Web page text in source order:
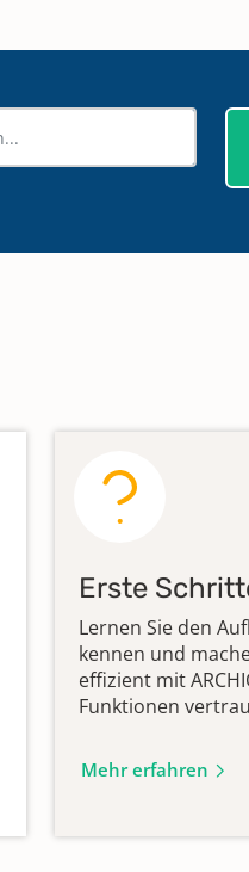
Erste
Lernen Sie den
kennen und
effizient mit
Funktionen
Mehr erfahren